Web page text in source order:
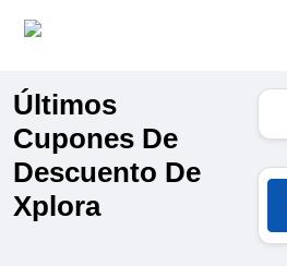
Últimos
Cupones De
Descuento De
Xplora